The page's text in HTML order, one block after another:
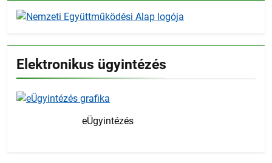
Elektronikus ügyintézés
eÜgyintézés